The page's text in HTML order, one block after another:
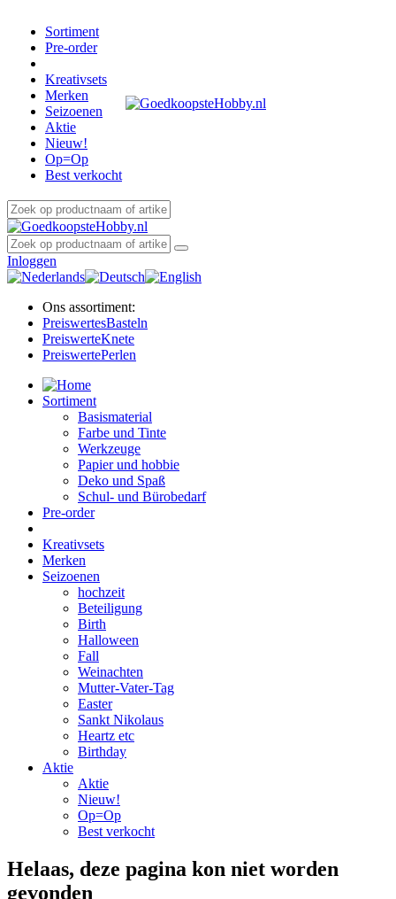
Sortiment
Pre-order
Kreativsets
Merken
Seizoenen
Aktie
Nieuw!
Op=Op
Best verkocht
Inloggen
Ons assortiment:
PreiswertesBasteln
PreiswerteKnete
PreiswertePerlen
Sortiment
Basismaterial
Farbe und Tinte
Werkzeuge
Papier und hobbie
Deko und Spaß
Schul- und Bürobedarf
Pre-order
Kreativsets
Merken
Seizoenen
hochzeit
Beteiligung
Birth
Halloween
Fall
Weinachten
Mutter-Vater-Tag
Easter
Sankt Nikolaus
Heartz etc
Birthday
Aktie
Aktie
Nieuw!
Op=Op
Best verkocht
Helaas, deze pagina kon niet worden
gevonden